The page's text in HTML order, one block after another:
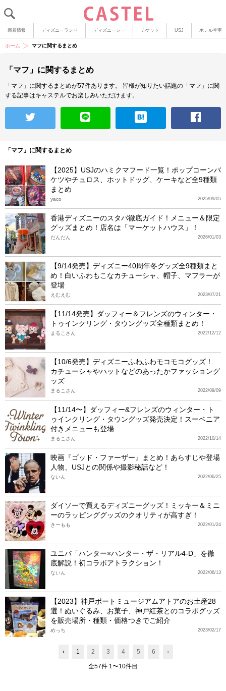
新着情報 ディズニーランド ディズニーシー チケット USJ ホテル空室
ホーム マフに関するまとめ
「マフ」に関するまとめ
「マフ」に関するまとめが57件あります。
皆様が知りたい話題の「マフ」に関
する記事はキャステルでお楽しみいただけます。
「マフ」に関するまとめ
【2025】USJのハミクマフード一覧！ポップコーンバ
ケツやチュロス、ホットドッグ、ケーキなど全9種類
まとめ
2025/09/05
yaco
香港ディズニーのスタバ徹底ガイド！メニュー＆限定
グッズまとめ！店名は「マーケットハウス」！
2026/01/03
だんだん
【9/14発売】ディズニー40周年冬グッズ全9種類まと
め！白いふわもこなカチューシャ、帽子、マフラーが
登場
2023/07/21
えむえむ
【11/14発売】ダッフィー＆フレンズのウィンター・
トゥインクリング・タウングッズ全種類まとめ！
2022/12/12
まるこさん
【10/6発売】ディズニーふわふわモコモコグッズ！
カチューシャやハットなどのあったかファッショング
ッズ
2022/09/09
まるこさん
【11/14〜】ダッフィー&フレンズのウィンター・ト
ゥインクリング・タウングッズ発売決定！スーベニア
付きメニューも登場
2022/10/14
まるこさん
映画『ゴッド・ファーザー』まとめ！あらすじや登場
人物、USJとの関係や撮影秘話など！
2022/06/25
ないん
ダイソーで買えるディズニーグッズ！ミッキー＆ミニ
ーのラッピンググッズのクオリティが高すぎ！
2022/01/24
きーもも
ユニバ「ハンター×ハンター・ザ・リアル4-D」を徹
底解説！初コラボアトラクション！
2022/06/13
ないん
【2023】神戸ポートミュージアムアトアのお土産28
選！ぬいぐるみ、お菓子、神戸紅茶とのコラボグッズ
を販売場所・種類・価格つきでご紹介
2023/02/17
めっち
‹ 1 2 3 4 5 6 ›
全57件 1〜10件目